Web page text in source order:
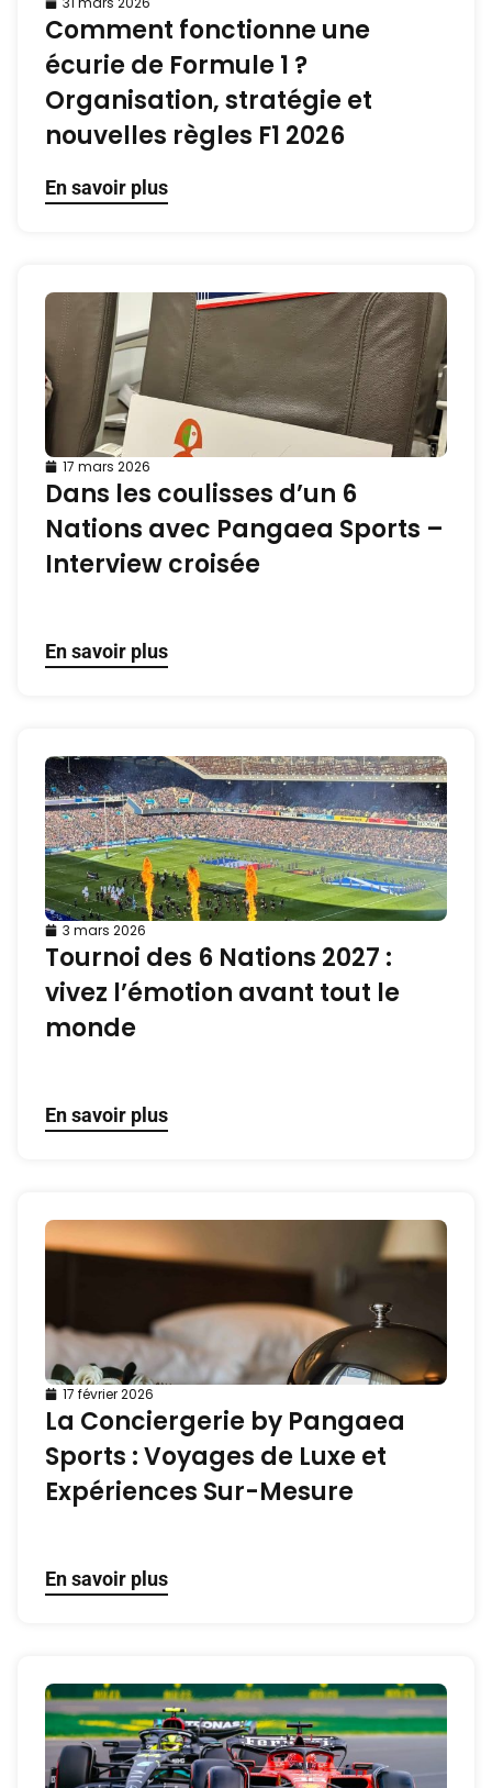
Comment fonctionne une
écurie de Formule 1 ?
Organisation, stratégie et
nouvelles règles F1 2026
En savoir plus
17 mars 2026
Dans les coulisses d’un 6
Nations avec Pangaea Sports –
Interview croisée
En savoir plus
3 mars 2026
Tournoi des 6 Nations 2027 :
vivez l’émotion avant tout le
monde
En savoir plus
17 février 2026
La Conciergerie by Pangaea
Sports : Voyages de Luxe et
Expériences Sur-Mesure
En savoir plus